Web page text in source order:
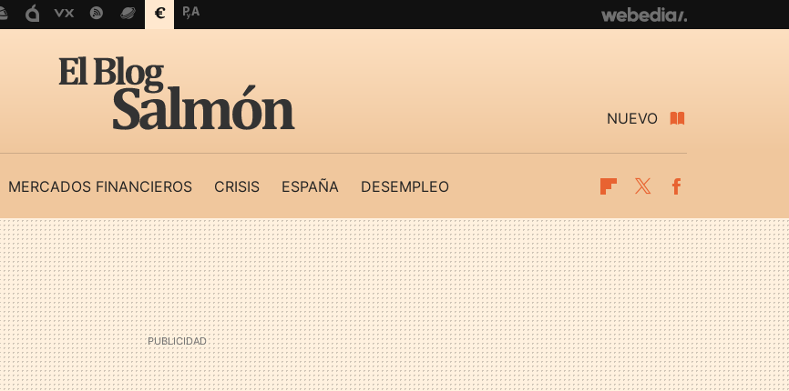
NUEVO
MERCADOS FINANCIEROS CRISIS ESPAÑA DESEMPLEO Flipboard
Twitter